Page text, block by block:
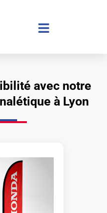
avec notre
à Lyon